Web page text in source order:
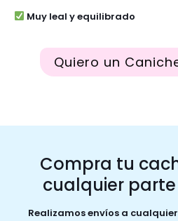
Muy leal y equilibrado
Quiero un
Compra tu
cualquier
Realizamos envíos a